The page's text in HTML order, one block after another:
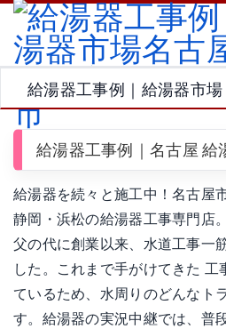
給湯器工事例｜給湯器市場
給湯器工事例｜名古屋 給
給湯器を続々と施工中！名古屋
静岡・浜松の給湯器工事専門店
父の代に創業以来、水道工事一
した。これまで手がけてきた 工
ているため、水周りのどんなト
す。給湯器の実況中継では、普